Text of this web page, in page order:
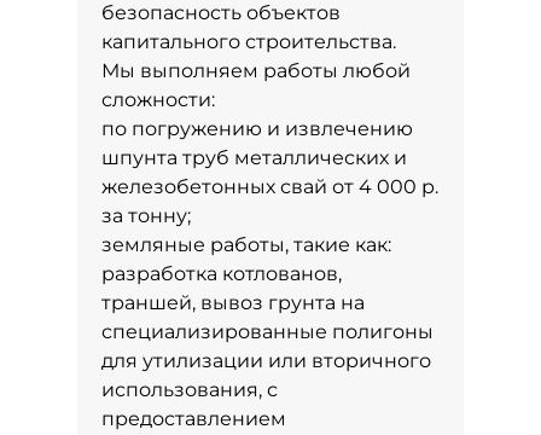
безопасность объектов
капитального строительства.
Мы выполняем работы любой
сложности:
по погружению и извлечению
шпунта труб металлических и
железобетонных свай от 4 000 р.
за тонну;
земляные работы, такие как:
разработка котлованов,
траншей, вывоз грунта на
специализированные полигоны
для утилизации или вторичного
использования, с
предоставлением